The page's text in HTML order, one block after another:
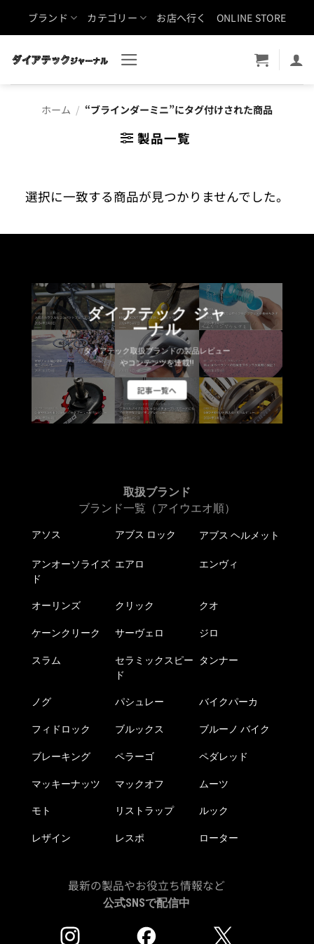
ブランド カテゴリー お店へ行く ONLINE STORE
ホーム / “ブラインダーミニ”にタグ付けされた商品
製品一覧
選択に一致する商品が見つかりませんでした。
ダイアテック ジャ
ーナル
ダイアテック取扱ブランドの製品レビュー
やコンテンツを連載!!
記事一覧へ
取扱ブランド
ブランド一覧（アイウエオ順）
アソス アブス ロック アブス ヘルメット
アンオーソライズ
ド
エアロ エンヴィ
オーリンズ クリック クオ
ケーンクリーク サーヴェロ ジロ
スラム
セラミックスピー
ド
タンナー
ノグ パシュレー バイクパーカ
フィドロック ブルックス ブルーノ バイク
ブレーキング ペラーゴ ペダレッド
マッキーナッツ マックオフ ムーツ
モト リストラップ ルック
レザイン レスポ ローター
最新の製品やお役立ち情報など
公式SNSで配信中